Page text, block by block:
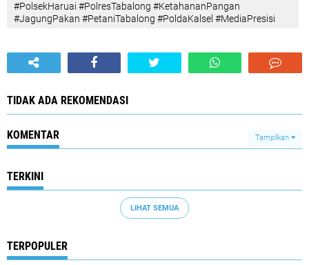
#PolsekHaruai #PolresTabalong #KetahananPangan
#JagungPakan #PetaniTabalong #PoldaKalsel #MediaPresisi
TIDAK ADA REKOMENDASI
KOMENTAR Tampilkan
TERKINI
LIHAT SEMUA
TERPOPULER